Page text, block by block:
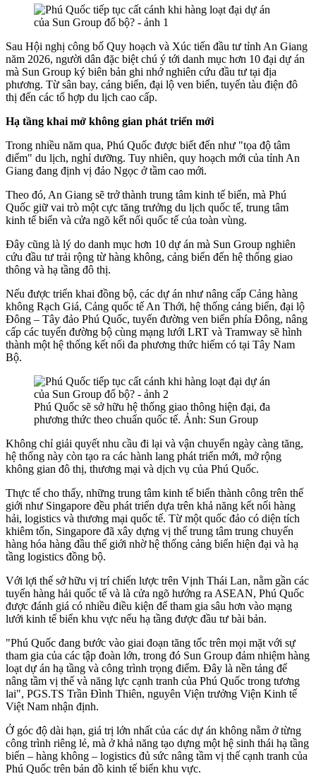
Sau Hội nghị công bố Quy hoạch và Xúc tiến đầu tư tỉnh An Giang
năm 2026, người dân đặc biệt chú ý tới danh mục hơn 10 đại dự án
mà Sun Group ký biên bản ghi nhớ nghiên cứu đầu tư tại địa
phương. Từ sân bay, cảng biển, đại lộ ven biển, tuyến tàu điện đô
thị đến các tổ hợp du lịch cao cấp.
Hạ tầng khai mở không gian phát triển mới
Trong nhiều năm qua, Phú Quốc được biết đến như "tọa độ tâm
điểm" du lịch, nghỉ dưỡng. Tuy nhiên, quy hoạch mới của tỉnh An
Giang đang định vị đảo Ngọc ở tầm cao mới.
Theo đó, An Giang sẽ trở thành trung tâm kinh tế biển, mà Phú
Quốc giữ vai trò một cực tăng trưởng du lịch quốc tế, trung tâm
kinh tế biển và cửa ngõ kết nối quốc tế của toàn vùng.
Đây cũng là lý do danh mục hơn 10 dự án mà Sun Group nghiên
cứu đầu tư trải rộng từ hàng không, cảng biển đến hệ thống giao
thông và hạ tầng đô thị.
Nếu được triển khai đồng bộ, các dự án như nâng cấp Cảng hàng
không Rạch Giá, Cảng quốc tế An Thới, hệ thống cảng biển, đại lộ
Đông – Tây đảo Phú Quốc, tuyến đường ven biển phía Đông, nâng
cấp các tuyến đường bộ cùng mạng lưới LRT và Tramway sẽ hình
thành một hệ thống kết nối đa phương thức hiếm có tại Tây Nam
Bộ.
Phú Quốc sẽ sở hữu hệ thống giao thông hiện đại, đa
phương thức theo chuẩn quốc tế. Ảnh: Sun Group
Không chỉ giải quyết nhu cầu đi lại và vận chuyển ngày càng tăng,
hệ thống này còn tạo ra các hành lang phát triển mới, mở rộng
không gian đô thị, thương mại và dịch vụ của Phú Quốc.
Thực tế cho thấy, những trung tâm kinh tế biển thành công trên thế
giới như Singapore đều phát triển dựa trên khả năng kết nối hàng
hải, logistics và thương mại quốc tế. Từ một quốc đảo có diện tích
khiêm tốn, Singapore đã xây dựng vị thế trung tâm trung chuyển
hàng hóa hàng đầu thế giới nhờ hệ thống cảng biển hiện đại và hạ
tầng logistics đồng bộ.
Với lợi thế sở hữu vị trí chiến lược trên Vịnh Thái Lan, nằm gần các
tuyến hàng hải quốc tế và là cửa ngõ hướng ra ASEAN, Phú Quốc
được đánh giá có nhiều điều kiện để tham gia sâu hơn vào mạng
lưới kinh tế biển khu vực nếu hạ tầng được đầu tư bài bản.
"Phú Quốc đang bước vào giai đoạn tăng tốc trên mọi mặt với sự
tham gia của các tập đoàn lớn, trong đó Sun Group đảm nhiệm hàng
loạt dự án hạ tầng và công trình trọng điểm. Đây là nền tảng để
nâng tầm vị thế và năng lực cạnh tranh của Phú Quốc trong tương
lai", PGS.TS Trần Đình Thiên, nguyên Viện trưởng Viện Kinh tế
Việt Nam nhận định.
Ở góc độ dài hạn, giá trị lớn nhất của các dự án không nằm ở từng
công trình riêng lẻ, mà ở khả năng tạo dựng một hệ sinh thái hạ tầng
biển – hàng không – logistics đủ sức nâng tầm vị thế cạnh tranh của
Phú Quốc trên bản đồ kinh tế biển khu vực.